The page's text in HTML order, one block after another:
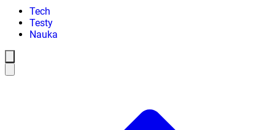
Tech
Testy
Nauka